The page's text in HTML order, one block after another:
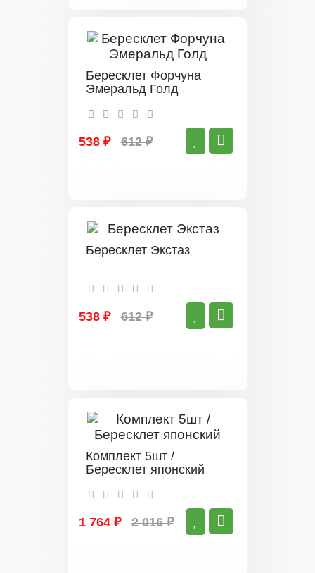
Бересклет Форчуна
Эмеральд Голд
538 ₽ 612 ₽
Бересклет Экстаз
538 ₽ 612 ₽
Комплект 5шт /
Бересклет японский
1 764 ₽ 2 016 ₽